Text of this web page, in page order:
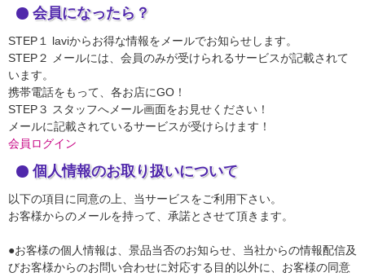
会員になったら？
STEP１
laviからお得な情報をメールでお知らせします。
STEP２
メールには、会員のみが受けられるサービスが記載されて
います。
携帯電話をもって、各お店にGO！
STEP３ スタッフへメール画面をお見せください！
メールに記載されているサービスが受けらけます！
会員ログイン
個人情報のお取り扱いについて
以下の項目に同意の上、当サービスをご利用下さい。
お客様からのメールを持って、承諾とさせて頂きます。
●お客様の個人情報は、景品当否のお知らせ、当社からの情報配信及
びお客様からのお問い合わせに対応する目的以外に、お客様の同意